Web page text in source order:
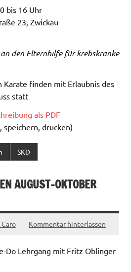
bis 16 Uhr
23, Zwickau
den Elternhilfe für krebskranke
Karate finden mit Erlaubnis des
statt
als PDF
speichern, drucken)
SKD
AUGUST-OKTOBER
Kommentar hinterlassen
Do Lehrgang mit Fritz Oblinger